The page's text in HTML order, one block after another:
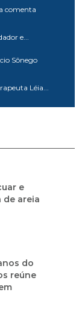
comenta
e...
Sônego
Léia...
e
de areia
do
reúne